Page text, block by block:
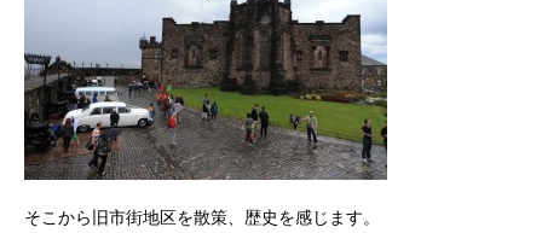
そこから旧市街地区を散策、歴史を感じます。